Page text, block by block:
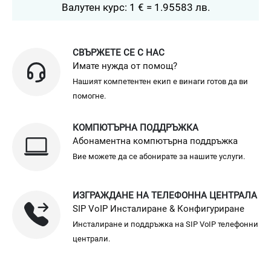
Валутен курс: 1 € = 1.95583 лв.
СВЪРЖЕТЕ СЕ С НАС
Имате нужда от помощ?
Нашият компетентен екип е винаги готов да ви
помогне.
КОМПЮТЪРНА ПОДДРЪЖКА
Абонаментна компютърна поддръжка
Вие можете да се абонирате за нашите услуги.
ИЗГРАЖДАНЕ НА ТЕЛЕФОННА ЦЕНТРАЛА
SIP VoIP Инсталиране & Конфигуриране
Инсталиране и поддръжка на SIP VoIP телефонни
централи.